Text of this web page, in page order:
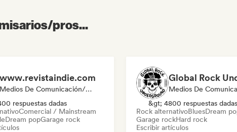
pros...
www.revistaindie.com
Medios De Comunicación/Periodista
respuestas dadas
Comercial / Mainstream
Dream popGarage rock
&gt; 4800 respuestas dadas
Rock alternativoBluesDream
Garage rockHard rock
Escribir artículos